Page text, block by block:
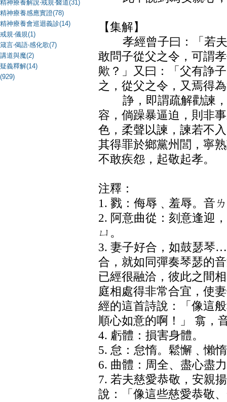
精神療養解說‧戒規‧醫道(31)
精神療養感應實證(78)
精神療養會巡迴義診(14)
戒規‧儀規(1)
箴言‧偈語‧感化歌(7)
講道與魔(2)
疑義釋解(14)
(929)
【集解】
孝經曾子曰：「若夫
敢問子從父之令，可謂
歟？」又曰：「父有諍
之，從父之令，又焉得
諍，即謂疏解勸諫，
容，倘躁暴逼迫，則非
色，柔聲以諫，諫若不
其得罪於鄉黨州閭，寧
不敢疾怨，起敬起孝。
注釋：
1. 戮：侮辱﹑羞辱。音
2. 阿意曲從：刻意逢迎
ㄩ。
3. 妻子好合，如鼓瑟琴
合，就如同彈奏琴瑟的
已經很融洽，彼此之間
庭相處得非常合宜，使
經的這首詩說：「像這
順心如意的啊！」 翕，
4. 虧體：損害身體。
5. 怠：怠惰。鬆懈﹑懶
6. 曲體：周全、盡心盡
7. 若夫慈愛恭敬，安親
說：「像這些慈愛恭敬